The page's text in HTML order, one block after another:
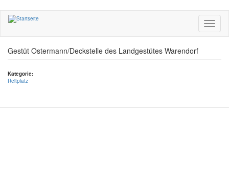
Direkt
zum
Toggle
Gestüt Ostermann/Deckstelle des Landgestütes Warendorf
Kategorie:
Reitplatz